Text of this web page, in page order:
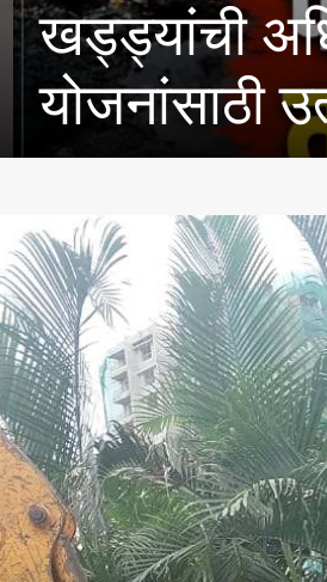
२७४
केंद्राचा